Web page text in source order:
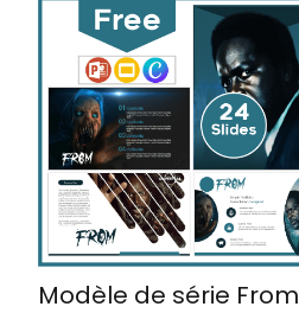
Modèle de série From